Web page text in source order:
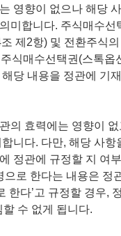
영향이 없으나 해당
미합니다. 주식매수선
제2항) 및 전환주식
식매수선택권(스톡옵
당 내용을 정관에 기
의 효력에는 영향이 없
니다. 다만, 해당 사항
정관에 규정할 지 여
로 한다는 내용은 정
한다’고 규정할 경우,
수 없게 됩니다.